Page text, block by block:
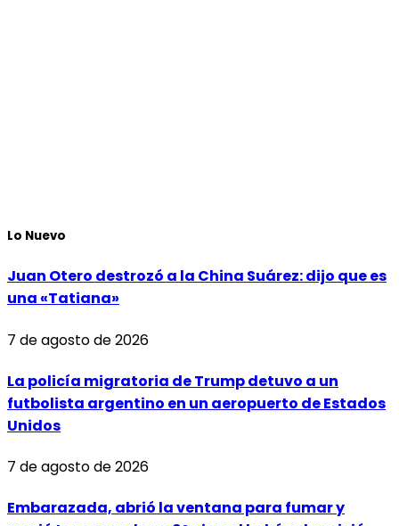
Lo Nuevo
Juan Otero destrozó a la China Suárez: dijo que es
una «Tatiana»
7 de agosto de 2026
La policía migratoria de Trump detuvo a un
futbolista argentino en un aeropuerto de Estados
Unidos
7 de agosto de 2026
Embarazada, abrió la ventana para fumar y